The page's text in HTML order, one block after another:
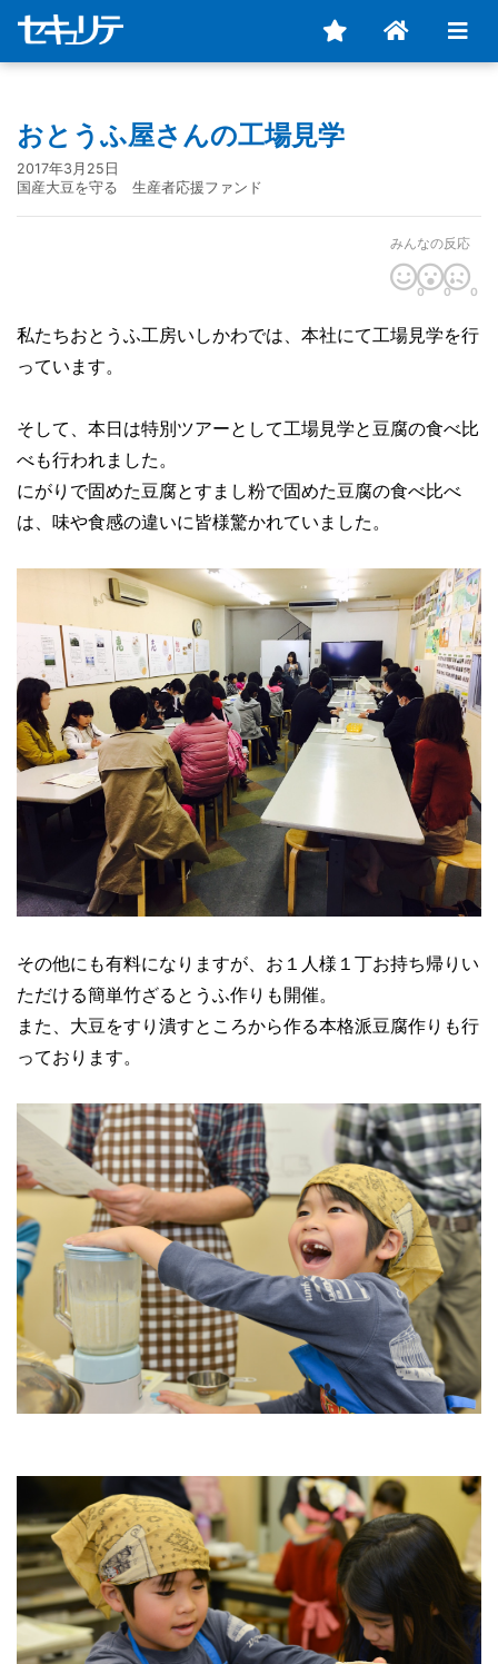
おとうふ屋さんの工場見学
2017年3月25日
国産大豆を守る 生産者応援ファンド
みんなの反応
0 0 0
私たちおとうふ工房いしかわでは、本社にて工場見学を行
っています。
そして、本日は特別ツアーとして工場見学と豆腐の食べ比
べも行われました。
にがりで固めた豆腐とすまし粉で固めた豆腐の食べ比べ
は、味や食感の違いに皆様驚かれていました。
その他にも有料になりますが、お１人様１丁お持ち帰りい
ただける簡単竹ざるとうふ作りも開催。
また、大豆をすり潰すところから作る本格派豆腐作りも行
っております。